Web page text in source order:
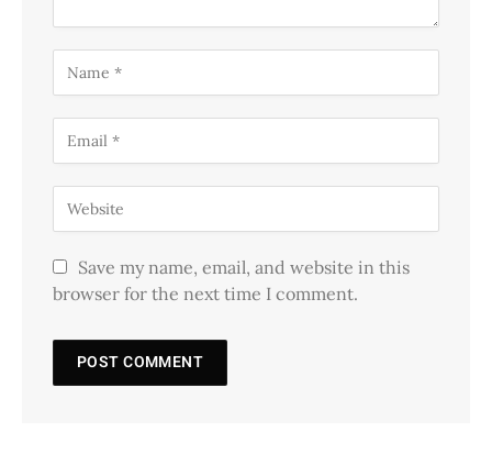
Save my name, email, and website in this
browser for the next time I comment.